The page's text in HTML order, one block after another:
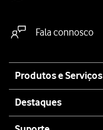
Fala connosco
map
Produtos e Serviços
Destaques